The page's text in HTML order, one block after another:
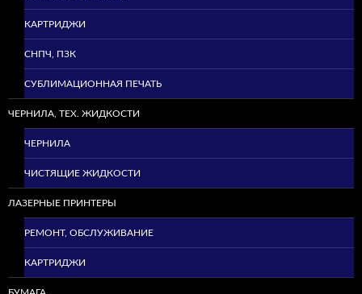
КАРТРИДЖИ
СНПЧ, ПЗК
СУБЛИМАЦИОННАЯ ПЕЧАТЬ
ЧЕРНИЛА, ТЕХ. ЖИДКОСТИ
ЧЕРНИЛА
ЧИСТЯЩИЕ ЖИДКОСТИ
ЛАЗЕРНЫЕ ПРИНТЕРЫ
РЕМОНТ, ОБСЛУЖИВАНИЕ
КАРТРИДЖИ